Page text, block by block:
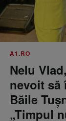
A1.RO
Nelu
nevoit să
Băile
„Timpul